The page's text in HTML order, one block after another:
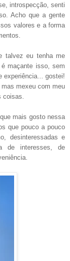
introspecção, senti
Acho que a gente
valores e a forma
talvez eu tenha me
maçante isso, sem
experiência... gostei!
mexeu com meu
mais gosto nessa
que pouco a pouco
desinteressadas e
de interesses, de